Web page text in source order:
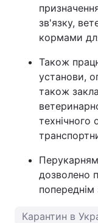
зв'язку,
кормами
Також
установи,
також
технічного
дозволено
Карантин в